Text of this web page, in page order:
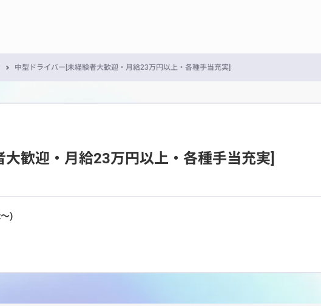
中型ドライバー[未経験者大歓迎・月給23万円以上・各種手当充実]
歓迎・月給23万円以上・各種手当充実]
)